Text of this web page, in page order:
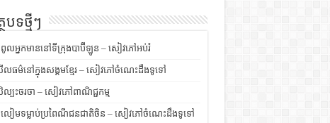
បទថ្មីៗ
លអ្នកមាននៅទីក្រុងបាប៊ីឡូន – សៀវភៅអប់រំ
ធម៌នៅក្នុងសង្គមខ្មែរ – សៀវភៅចំណេះដឹងទូទៅ
បះចរចា – សៀវភៅពាណិជ្ជកម្ម
ៀមទម្លាប់ប្រពៃណីជនជាតិចិន – សៀវភៅចំណេះដឹងទូទៅ